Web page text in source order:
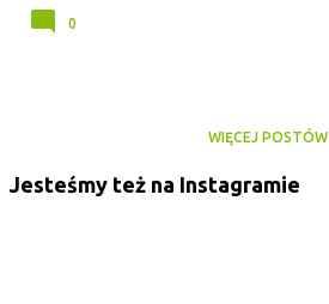
0
WIĘCEJ POSTÓW
Jesteśmy też na Instagramie